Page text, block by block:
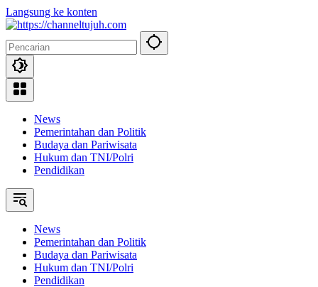
Langsung ke konten
News
Pemerintahan dan Politik
Budaya dan Pariwisata
Hukum dan TNI/Polri
Pendidikan
News
Pemerintahan dan Politik
Budaya dan Pariwisata
Hukum dan TNI/Polri
Pendidikan